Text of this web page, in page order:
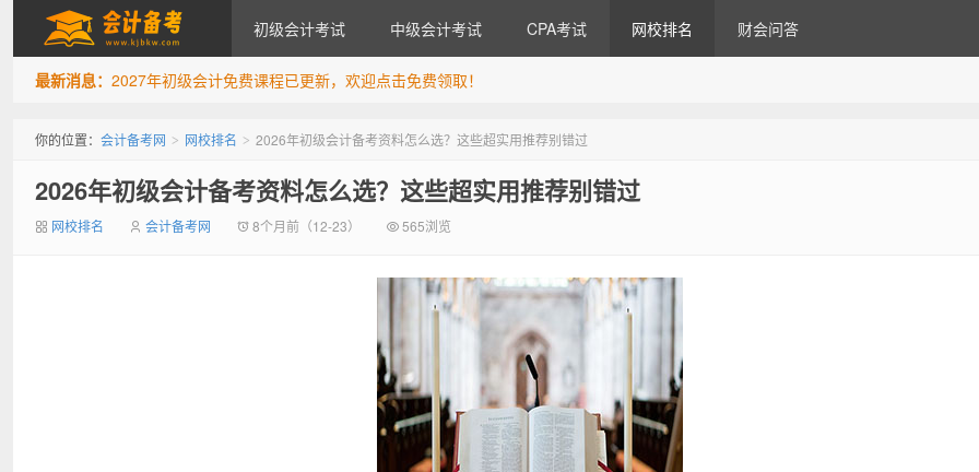
初级会计考试 中级会计考试 CPA考试 网校排名 财会问答
最新消息： 2027年初级会计免费课程已更新，欢迎点击免费领取！
你的位置： 会计备考网 > 网校排名 > 2026年初级会计备考资料怎么选？这些超实用推荐别错过
2026年初级会计备考资料怎么选？这些超实用推荐别错过
网校排名 会计备考网 8个月前（12-23） 565浏览